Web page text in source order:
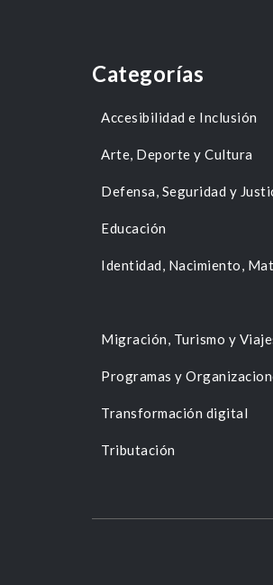
Categorías
Accesibilidad e Inclusión
Arte, Deporte y Cultura
Defensa, Seguridad y
Educación
Identidad, Nacimiento,
Migración, Turismo y
Programas y
Transformación digital
Tributación